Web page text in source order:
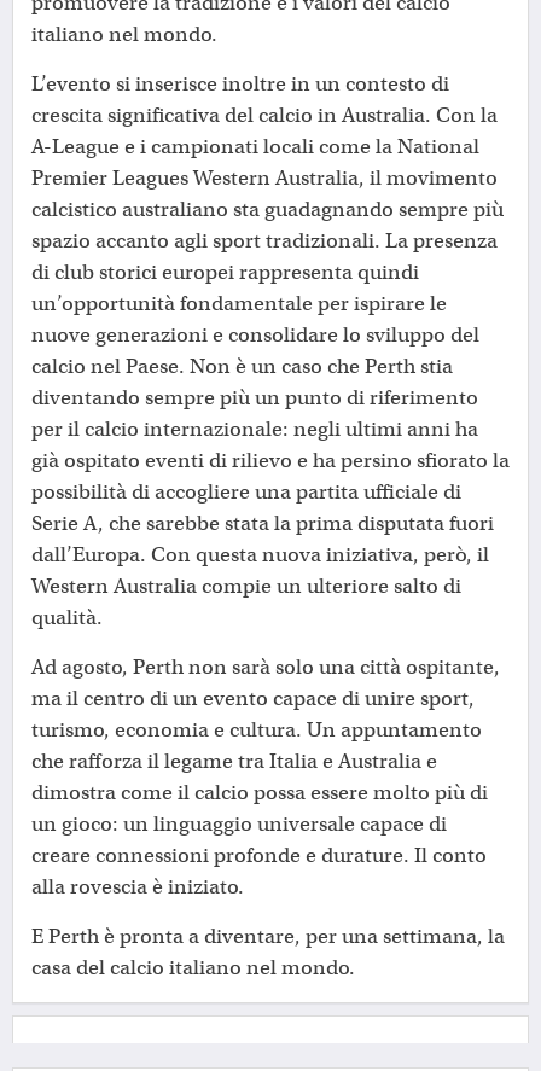
italiano nel mondo.
L’evento si inserisce inoltre in un contesto di
crescita significativa del calcio in Australia. Con la
A-League e i campionati locali come la National
Premier Leagues Western Australia, il movimento
calcistico australiano sta guadagnando sempre più
spazio accanto agli sport tradizionali. La presenza
di club storici europei rappresenta quindi
un’opportunità fondamentale per ispirare le
nuove generazioni e consolidare lo sviluppo del
calcio nel Paese. Non è un caso che Perth stia
diventando sempre più un punto di riferimento
per il calcio internazionale: negli ultimi anni ha
già ospitato eventi di rilievo e ha persino sfiorato la
possibilità di accogliere una partita ufficiale di
Serie A, che sarebbe stata la prima disputata fuori
dall’Europa. Con questa nuova iniziativa, però, il
Western Australia compie un ulteriore salto di
qualità.
Ad agosto, Perth non sarà solo una città ospitante,
ma il centro di un evento capace di unire sport,
turismo, economia e cultura. Un appuntamento
che rafforza il legame tra Italia e Australia e
dimostra come il calcio possa essere molto più di
un gioco: un linguaggio universale capace di
creare connessioni profonde e durature. Il conto
alla rovescia è iniziato.
E Perth è pronta a diventare, per una settimana, la
casa del calcio italiano nel mondo.